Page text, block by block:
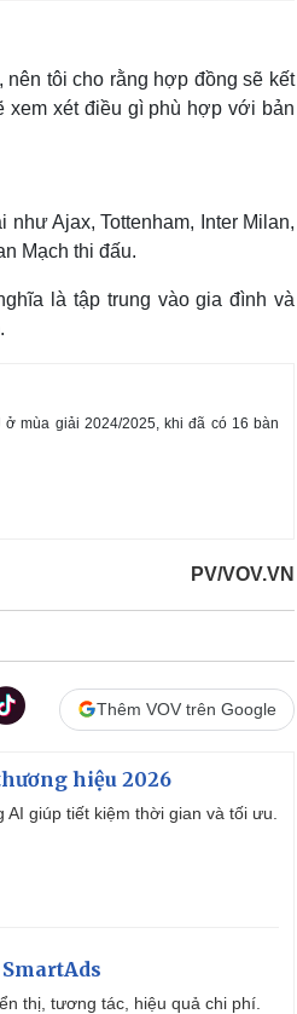
tôi cho rằng hợp đồng sẽ kết
xem xét điều gì phù hợp với bản
Ajax, Tottenham, Inter Milan,
Mạch thi đấu.
là tập trung vào gia đình và
ở mùa giải 2024/2025, khi đã có 16 bàn
PV/VOV.VN
Thêm VOV trên Google
hiệu 2026
giúp tiết kiệm thời gian và tối ưu.
thị, tương tác, hiệu quả chi phí.